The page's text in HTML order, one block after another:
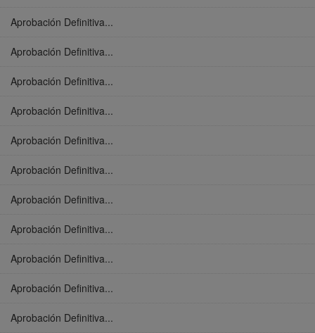
Aprobación Definitiva...
Aprobación Definitiva...
Aprobación Definitiva...
Aprobación Definitiva...
Aprobación Definitiva...
Aprobación Definitiva...
Aprobación Definitiva...
Aprobación Definitiva...
Aprobación Definitiva...
Aprobación Definitiva...
Aprobación Definitiva...